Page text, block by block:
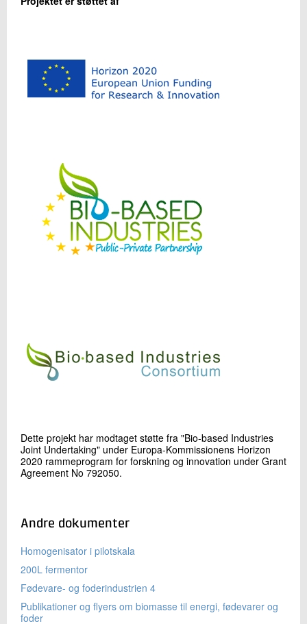
Dette projekt har modtaget støtte fra "Bio-based Industries
Joint Undertaking" under Europa-Kommissionens Horizon
2020 rammeprogram for forskning og innovation under Grant
Agreement No 792050.
Andre dokumenter
Homogenisator i pilotskala
200L fermentor
Fødevare- og foderindustrien 4
Publikationer og flyers om biomasse til energi, fødevarer og
foder